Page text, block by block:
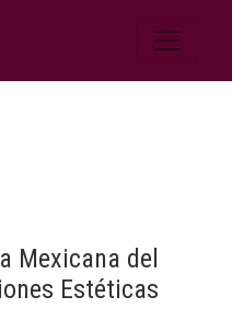
Mexicana del
Estéticas